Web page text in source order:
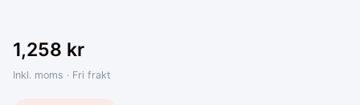
1,258 kr
Inkl. moms · Fri frakt